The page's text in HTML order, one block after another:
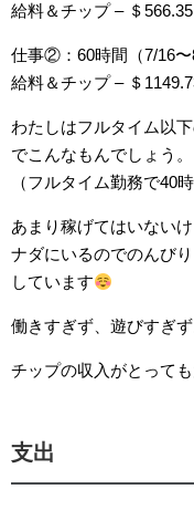
給料＆チップ – ＄566.35
仕事②：60時間（7/16〜
給料＆チップ – ＄
わたしはフルタイム以
でこんなもんでしょう。
（フルタイム勤務で40
あまり稼げてはいない
ナダにいるのでのんび
しています
働きすぎず、遊びすぎず
チップの収入がとっても
支出